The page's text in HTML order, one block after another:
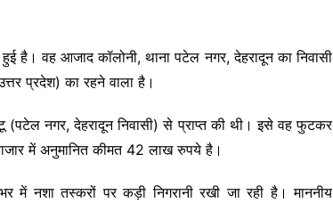
है। वह आजाद कॉलोनी, थाना पटेल नगर, देहरादून का निवासी
प्रदेश) का रहने वाला है।
(पटेल नगर, देहरादून निवासी) से प्राप्त की थी। इसे वह फुटकर
में अनुमानित कीमत 42 लाख रुपये है।
में नशा तस्करों पर कड़ी निगरानी रखी जा रही है। माननीय